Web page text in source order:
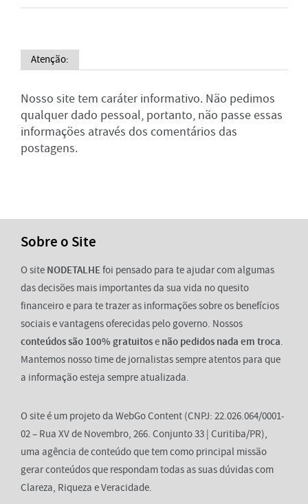
Atenção:
Nosso site tem caráter informativo. Não pedimos
qualquer dado pessoal, portanto, não passe essas
informações através dos comentários das
postagens.
Sobre o Site
O site NODETALHEfoi pensado para te ajudar com algumas
das decisões mais importantes da sua vida no quesito
financeiro e para te trazer as informações sobre os benefícios
sociais e vantagens oferecidas pelo governo. Nossos
conteúdos são 100% gratuitose não pedidos nada em troca.
Mantemos nosso time de jornalistas sempre atentos para que
a informação esteja sempre atualizada.
O site é um projeto da WebGo Content (CNPJ: 22.026.064/0001-
02 – Rua XV de Novembro, 266. Conjunto 33 | Curitiba/PR),
uma agência de conteúdo que tem como principal missão
gerar conteúdos que respondam todas as suas dúvidas com
Clareza, Riqueza e Veracidade.